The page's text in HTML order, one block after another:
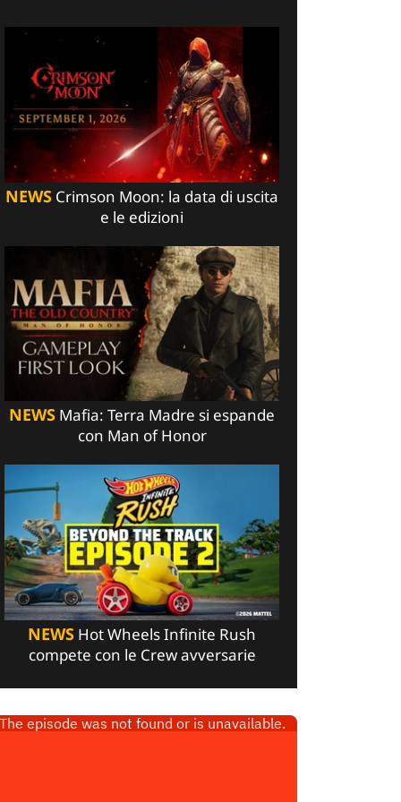
NEWS Crimson Moon: la data di uscita
e le edizioni
NEWS Mafia: Terra Madre si espande
con Man of Honor
NEWS Hot Wheels Infinite Rush
compete con le Crew avversarie